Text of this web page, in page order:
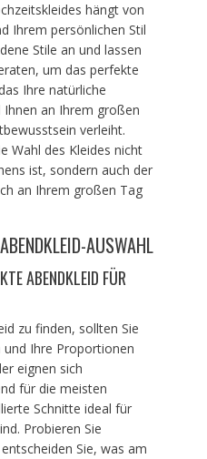
hängt von
Ihrem persönlichen Stil
Stile an und lassen
um das perfekte
Ihre natürliche
an Ihrem großen
verleiht.
Wahl des Kleides nicht
ist, sondern auch der
an Ihrem großen Tag
AUSWAHL
ABENDKLEID FÜR
zu finden, sollten Sie
Ihre Proportionen
eignen sich
für die meisten
Schnitte ideal für
Probieren Sie
Sie, was am